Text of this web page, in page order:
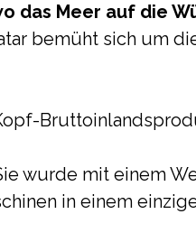
das Meer auf die
bemüht sich um
wurde mit einem
in einem